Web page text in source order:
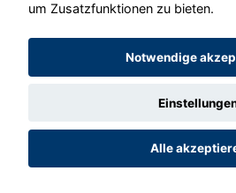
© konjunkturmotor.de
um Zusatzfunktionen zu bieten.
Notwendige
Alle